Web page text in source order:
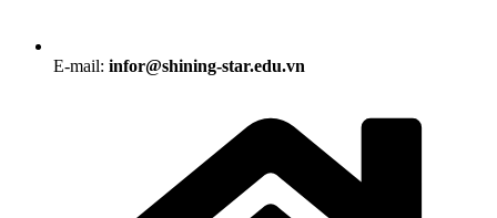
E-mail: infor@shining-star.edu.vn